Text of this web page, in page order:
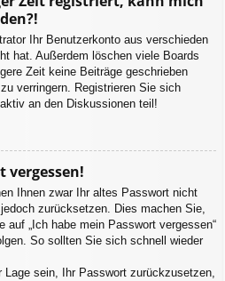
Ihr Benutzerkonto aus verschieden
hat. Außerdem löschen viele Boards
Zeit keine Beiträge geschrieben
verringern. Registrieren Sie sich
an den Diskussionen teil!
vergessen!
Ihnen zwar Ihr altes Passwort nicht
zurücksetzen. Dies machen Sie,
auf „Ich habe mein Passwort vergessen“
So sollten Sie sich schnell wieder
sein, Ihr Passwort zurückzusetzen,